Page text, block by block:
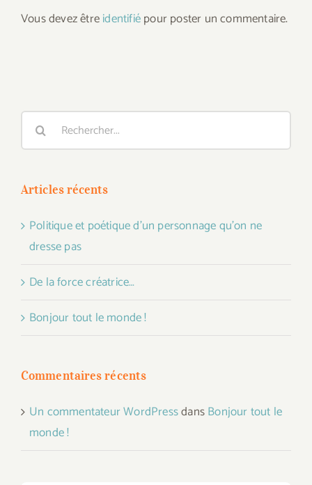
Vous devez êtreidentifiépour poster un commentaire.
Rechercher:
Articles récents
Politique et poétique d’un personnage qu’on ne
dresse pas
De la force créatrice…
Bonjour tout le monde !
Commentaires récents
Un commentateur WordPressdansBonjour tout le
monde !